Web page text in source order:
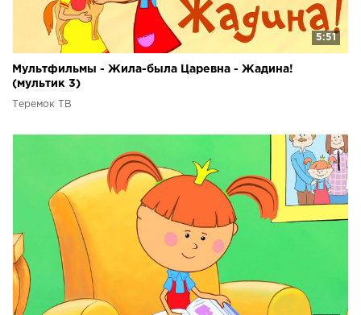
5:51
Мультфильмы - Жила-была Царевна - Жадина!
(мультик 3)
Теремок ТВ